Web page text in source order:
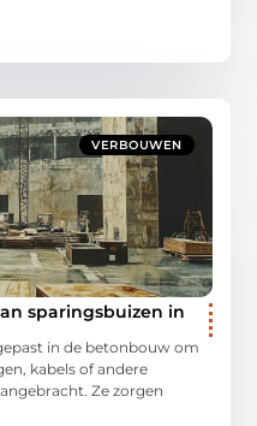
VERBOUWEN
sparingsbuizen in
in de betonbouw om
kabels of andere
Ze zorgen